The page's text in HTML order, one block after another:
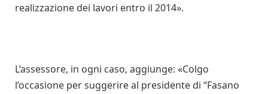
realizzazione dei lavori entro il 2014».
L’assessore, in ogni caso, aggiunge: «Colgo
l’occasione per suggerire al presidente di “Fasano